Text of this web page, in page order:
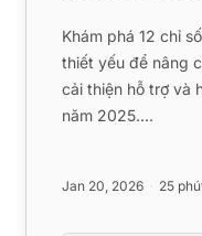
Khám phá 12 chỉ
thiết yếu để nâng
cải thiện hỗ trợ và
năm 2025....
Jan 20, 2026 25